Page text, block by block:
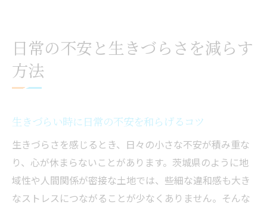
日常の不安と生きづらさを減らす
方法
生きづらい時に日常の不安を和らげるコツ
生きづらさを感じるとき、日々の小さな不安が積み重な
り、心が休まらないことがあります。茨城県のように地
域性や人間関係が密接な土地では、些細な違和感も大き
なストレスにつながることが少なくありません。そんな